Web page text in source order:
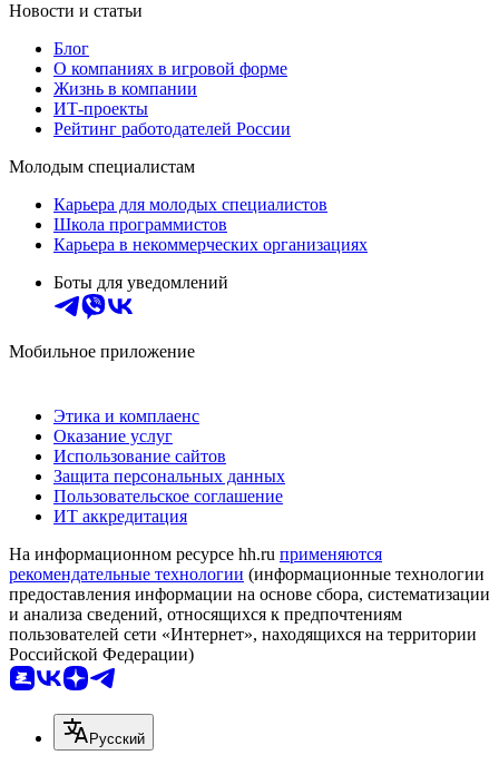
Новости и статьи
Блог
О компаниях в игровой форме
Жизнь в компании
ИТ-проекты
Рейтинг работодателей России
Молодым специалистам
Карьера для молодых специалистов
Школа программистов
Карьера в некоммерческих организациях
Боты для уведомлений
Мобильное приложение
Этика и комплаенс
Оказание услуг
Использование сайтов
Защита персональных данных
Пользовательское соглашение
ИТ аккредитация
На информационном ресурсе hh.ru применяются
рекомендательные технологии (информационные технологии
предоставления информации на основе сбора, систематизации
и анализа сведений, относящихся к предпочтениям
пользователей сети «Интернет», находящихся на территории
Российской Федерации)
Русский